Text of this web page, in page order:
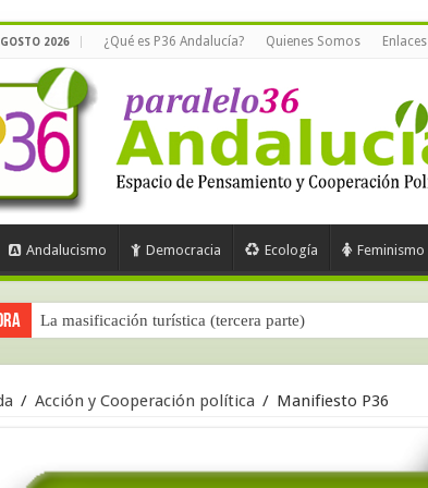
2026 ¿Qué es P36 Andalucía? Quienes Somos Enlaces
Andalucismo Democracia Ecología Feminismo
La masificación turística (tercera parte)
/ Acción y Cooperación política / Manifiesto P36